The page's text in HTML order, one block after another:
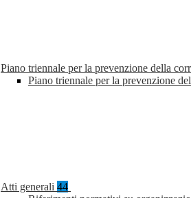
Piano triennale per la prevenzione della
Piano triennale per la prevenzione
Atti generali 44